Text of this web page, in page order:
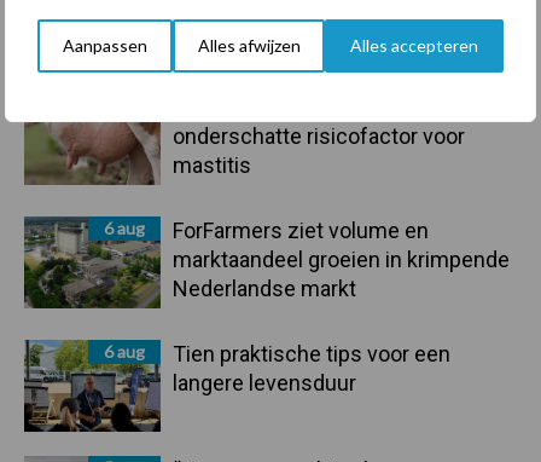
Aanpassen Alles afwijzen Alles accepteren
droogte en geopolitiek houden
handel in de greep
onderschatte risicofactor voor
mastitis
6 aug
ForFarmers ziet volume en
marktaandeel groeien in krimpende
Nederlandse markt
6 aug
Tien praktische tips voor een
langere levensduur